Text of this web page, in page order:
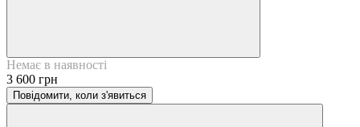
Немає в наявності
3 600 грн
Повідомити, коли з'явиться